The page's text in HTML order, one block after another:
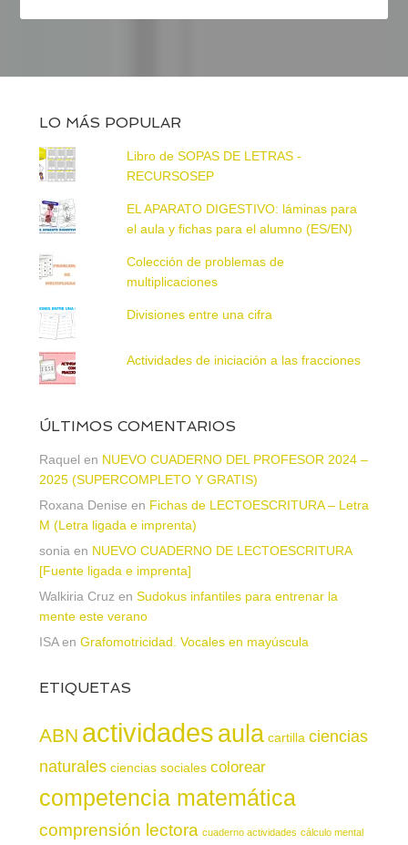
LO MÁS POPULAR
Libro de SOPAS DE LETRAS -
RECURSOSEP
EL APARATO DIGESTIVO: láminas para
el aula y fichas para el alumno (ES/EN)
Colección de problemas de
multiplicaciones
Divisiones entre una cifra
Actividades de iniciación a las fracciones
ÚLTIMOS COMENTARIOS
Raquel en NUEVO CUADERNO DEL PROFESOR 2024 –
2025 (SUPERCOMPLETO Y GRATIS)
Roxana Denise en Fichas de LECTOESCRITURA – Letra
M (Letra ligada e imprenta)
sonia en NUEVO CUADERNO DE LECTOESCRITURA
[Fuente ligada e imprenta]
Walkiria Cruz en Sudokus infantiles para entrenar la
mente este verano
ISAen Grafomotricidad. Vocales en mayúscula
ETIQUETAS
ABN actividadesaula cartilla ciencias
naturales ciencias sociales colorear
competencia matemática
comprensión lectora cuaderno actividades cálculo mental